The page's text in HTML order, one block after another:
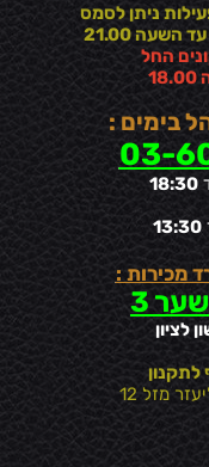
ניתן לסמס
החל
בימים :
03-
18:30
13:30
מכירות :
שער 3
לציון
לתקנון
מזל 12